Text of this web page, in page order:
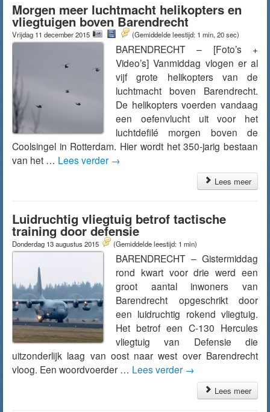
Morgen meer luchtmacht helikopters en
vliegtuigen boven Barendrecht
Vrijdag 11 december 2015 (Gemiddelde leestijd: 1 min, 20 sec)
BARENDRECHT – [Foto’s +
Video’s] Vanmiddag vlogen er al
vijf grote helikopters van de
luchtmacht boven Barendrecht.
De helikopters voerden vandaag
een oefenvlucht uit voor het
luchtdefilé morgen boven de
Coolsingel in Rotterdam. Hier wordt het 350-jarig bestaan
van het … Lees verder →
Lees meer
Luidruchtig vliegtuig betrof tactische
training door defensie
Donderdag 13 augustus 2015 (Gemiddelde leestijd: 1 min)
BARENDRECHT – Gistermiddag
rond kwart voor drie werd een
groot aantal inwoners van
Barendrecht opgeschrikt door
een luidruchtig rokend vliegtuig.
Het betrof een C-130 Hercules
vliegtuig van Defensie die
uitzonderlijk laag van oost naar west over Barendrecht
vloog. Een woordvoerder … Lees verder →
Lees meer